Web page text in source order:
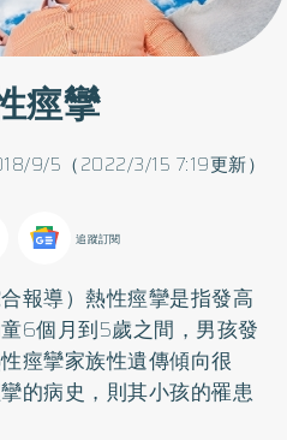
痙攣
9/5（2022/3/15 7:19更新）
追蹤訂閱
報導）熱性痙攣是指發高
6個月到5歲之間，男孩發
痙攣家族性遺傳傾向很
的病史，則其小孩的罹患